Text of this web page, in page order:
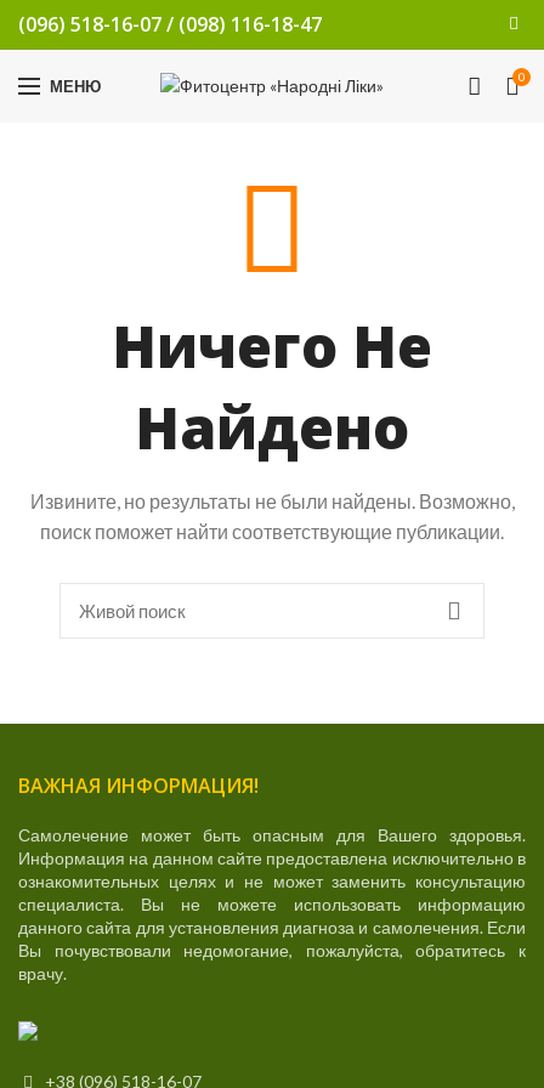
(096) 518-16-07/ (098) 116-18-47
МЕНЮ 0
Ничего Не
Найдено
Извините, но результаты не были найдены. Возможно,
поиск поможет найти соответствующие публикации.
ВАЖНАЯ ИНФОРМАЦИЯ!
Самолечение может быть опасным для Вашего здоровья.
Информация на данном сайте предоставлена исключительно в
ознакомительных целях и не может заменить консультацию
специалиста. Вы не можете использовать информацию
данного сайта для установления диагноза и самолечения. Если
Вы почувствовали недомогание, пожалуйста, обратитесь к
врачу.
+38 (096) 518-16-07